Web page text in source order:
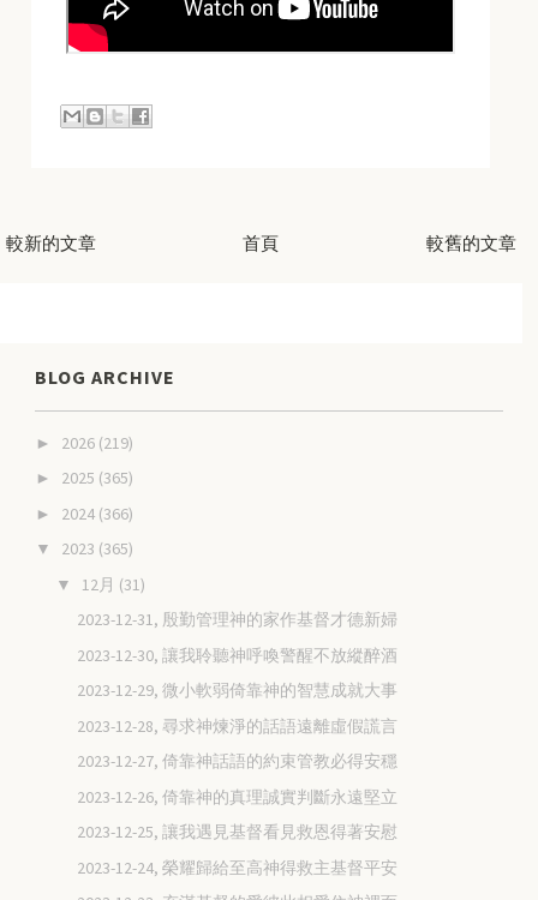
較新的文章 較舊的文章
首頁
BLOG ARCHIVE
► 2026 (219)
► 2025 (365)
► 2024 (366)
▼ 2023 (365)
▼ 12月 (31)
2023-12-31, 殷勤管理神的家作基督才德新婦
2023-12-30, 讓我聆聽神呼喚警醒不放縱醉酒
2023-12-29, 微小軟弱倚靠神的智慧成就大事
2023-12-28, 尋求神煉淨的話語遠離虛假謊言
2023-12-27, 倚靠神話語的約束管教必得安穩
2023-12-26, 倚靠神的真理誠實判斷永遠堅立
2023-12-25, 讓我遇見基督看見救恩得著安慰
2023-12-24, 榮耀歸給至高神得救主基督平安